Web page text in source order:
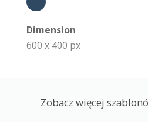
Dimension
600 x 400 px
Zobacz więcej